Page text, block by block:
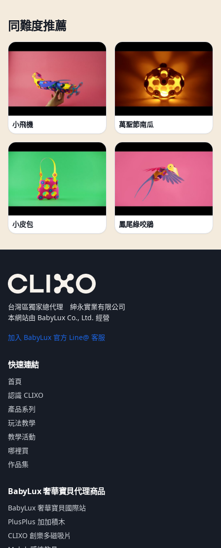
同難度推薦
小飛機 萬聖節南瓜
小皮包 鳳尾綠咬鵑
台灣區獨家總代理 紳永實業有限公司
本網站由 BabyLux Co., Ltd. 經營
加入 BabyLux 官方 Line@ 客服
快速連結
首頁
認識 CLIXO
產品系列
玩法教學
教學活動
哪裡買
作品集
BabyLux 奢華寶貝代理商品
BabyLux 奢華寶貝國際站
PlusPlus 加加積木
CLIXO 創樂多磁吸片